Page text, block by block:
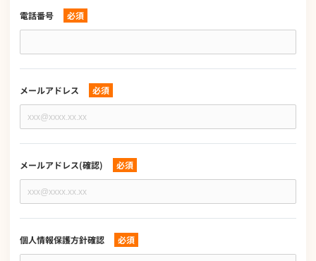
地
域
電話番号
必須
電
番
号
須
メールアドレス 必須
メールアドレス(確認) 必須
個人情報保護方針確認 必須